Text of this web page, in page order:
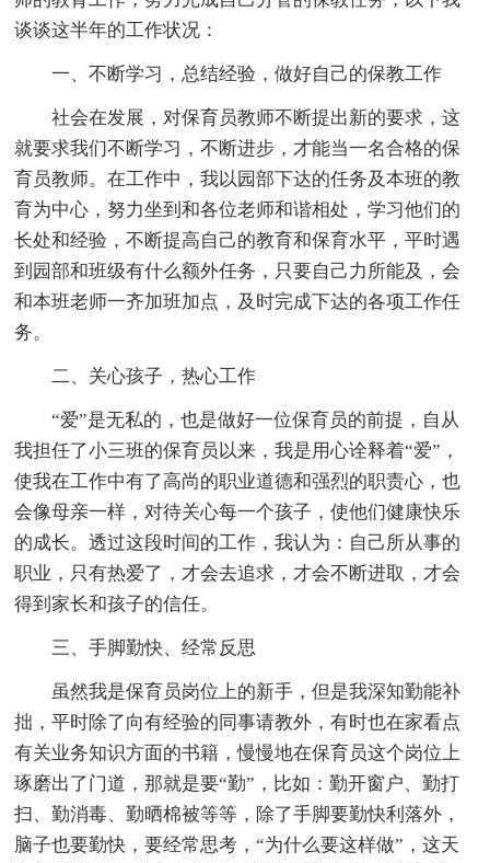
谈谈这半年的工作状况：
一、不断学习，总结经验，做好自己的保教工作
社会在发展，对保育员教师不断提出新的要求，这
就要求我们不断学习，不断进步，才能当一名合格的保
育员教师。在工作中，我以园部下达的任务及本班的教
育为中心，努力坐到和各位老师和谐相处，学习他们的
长处和经验，不断提高自己的教育和保育水平，平时遇
到园部和班级有什么额外任务，只要自己力所能及，会
和本班老师一齐加班加点，及时完成下达的各项工作任
务。
二、关心孩子，热心工作
“爱”是无私的，也是做好一位保育员的前提，自从
我担任了小三班的保育员以来，我是用心诠释着“爱”，
使我在工作中有了高尚的职业道德和强烈的职责心，也
会像母亲一样，对待关心每一个孩子，使他们健康快乐
的成长。透过这段时间的工作，我认为：自己所从事的
职业，只有热爱了，才会去追求，才会不断进取，才会
得到家长和孩子的信任。
三、手脚勤快、经常反思
虽然我是保育员岗位上的新手，但是我深知勤能补
拙，平时除了向有经验的同事请教外，有时也在家看点
有关业务知识方面的书籍，慢慢地在保育员这个岗位上
琢磨出了门道，那就是要“勤”，比如：勤开窗户、勤打
扫、勤消毒、勤晒棉被等等，除了手脚要勤快利落外，
脑子也要勤快，要经常思考，“为什么要这样做”，这天